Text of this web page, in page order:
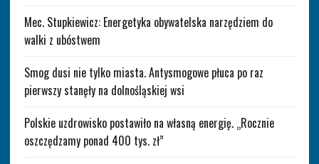
Mec. Stupkiewicz: Energetyka obywatelska narzędziem do
walki z ubóstwem
Smog dusi nie tylko miasta. Antysmogowe płuca po raz
pierwszy stanęły na dolnośląskiej wsi
Polskie uzdrowisko postawiło na własną energię. „Rocznie
oszczędzamy ponad 400 tys. zł”